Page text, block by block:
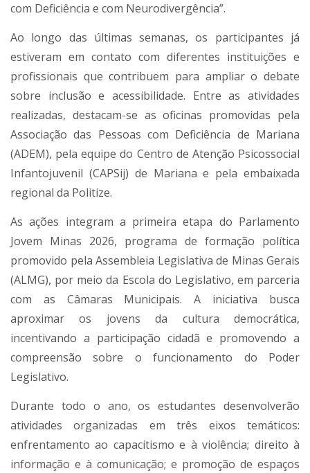
com Deficiência e com Neurodivergência”.
Ao longo das últimas semanas, os participantes já
estiveram em contato com diferentes instituições e
profissionais que contribuem para ampliar o debate
sobre inclusão e acessibilidade. Entre as atividades
realizadas, destacam-se as oficinas promovidas pela
Associação das Pessoas com Deficiência de Mariana
(ADEM), pela equipe do Centro de Atenção Psicossocial
Infantojuvenil (CAPSij) de Mariana e pela embaixada
regional da Politize.
As ações integram a primeira etapa do Parlamento
Jovem Minas 2026, programa de formação política
promovido pela Assembleia Legislativa de Minas Gerais
(ALMG), por meio da Escola do Legislativo, em parceria
com as Câmaras Municipais. A iniciativa busca
aproximar os jovens da cultura democrática,
incentivando a participação cidadã e promovendo a
compreensão sobre o funcionamento do Poder
Legislativo.
Durante todo o ano, os estudantes desenvolverão
atividades organizadas em três eixos temáticos:
enfrentamento ao capacitismo e à violência; direito à
informação e à comunicação; e promoção de espaços